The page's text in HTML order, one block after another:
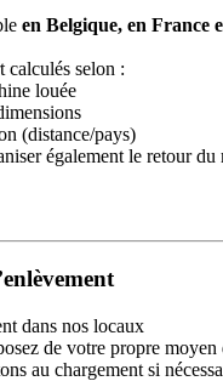
en Belgique, en France
calculés selon :
louée
(distance/pays)
également le retour
dans nos locaux
de votre propre moyen
au chargement si